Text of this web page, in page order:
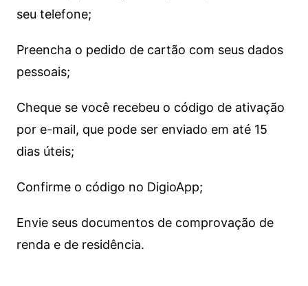
seu telefone;
Preencha o pedido de cartão com seus dados
pessoais;
Cheque se você recebeu o código de ativação
por e-mail, que pode ser enviado em até 15
dias úteis;
Confirme o código no DigioApp;
Envie seus documentos de comprovação de
renda e de residência.